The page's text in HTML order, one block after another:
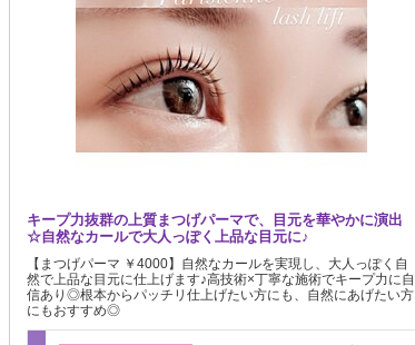
キープ力抜群の上質まつげパーマで、目元を華やかに演出
☆自然なカールで大人っぽく上品な目元に♪
【まつげパーマ ￥4000】自然なカールを実現し、大人っぽく自
然で上品な目元に仕上げます♪高技術×丁寧な施術でキープ力に自
信あり◎根本からパッチリ仕上げたい方にも、自然にあげたい方
にもおすすめ◎